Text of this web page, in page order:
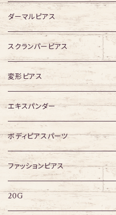
ジュエル有り
ジュエル無し
ジュエル有り
ダーマルピアス
スクランパーピアス
16G
14G
変形ピアス
ジュエル無し
ジュエル有り
エキスパンダー
316Lサージカルステンレス
アクリル
その他
ボディピアスパーツ
ネジタイプ
20G
はめ込みタイプ
ファッションピアス
ポストピアス
20G